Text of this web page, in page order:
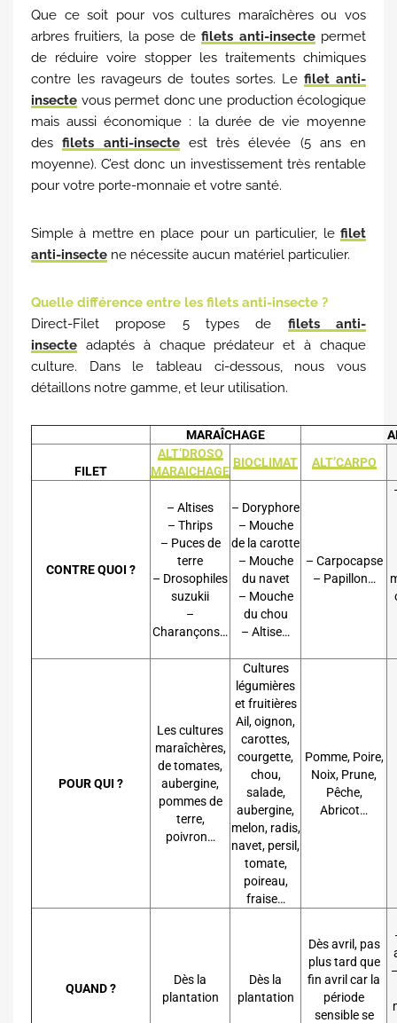
Que ce soit pour vos cultures maraîchères ou vos
arbres fruitiers, la pose defilets anti-insectepermet
de réduire voire stopper les traitements chimiques
contre les ravageurs de toutes sortes. Le filet anti-
insecte vous permet donc une production écologique
mais aussi économique : la durée de vie moyenne
desfilets anti-insecteest très élevée (5 ans en
moyenne). C’est donc un investissement très rentable
pour votre porte-monnaie et votre santé.
Simple à mettre en place pour un particulier, le filet
anti-insecte ne nécessite aucun matériel particulier.
Quelle différence entre les filets anti-insecte ?
Direct-Filet propose 5 types de filets anti-
insecte adaptés à chaque prédateur et à chaque
culture. Dans le tableau ci-dessous, nous vous
détaillons notre gamme, et leur utilisation.
MARAÎCHAGE
FILET
ALT’DROSO
MARAICHAGE
BIOCLIMAT ALT’CARPO
CONTRE QUOI ?
– Altises
– Thrips
– Puces de
terre
– Drosophiles
suzukii
–
Charançons…
– Doryphore
– Mouche
de la carotte
– Mouche
du navet
– Mouche
du chou
– Altise…
– Carpocapse
– Papillon…
POUR QUI ?
Les cultures
maraîchères,
de tomates,
aubergine,
pommes de
terre,
poivron…
Cultures
légumières
et fruitières
Ail, oignon,
carottes,
courgette,
chou,
salade,
aubergine,
melon, radis,
navet, persil,
tomate,
poireau,
fraise…
Pomme, Poire,
Noix, Prune,
Pêche,
Abricot…
QUAND ?
Dès la
plantation
Dès la
plantation
Dès avril, pas
plus tard que
fin avril car la
période
sensible se